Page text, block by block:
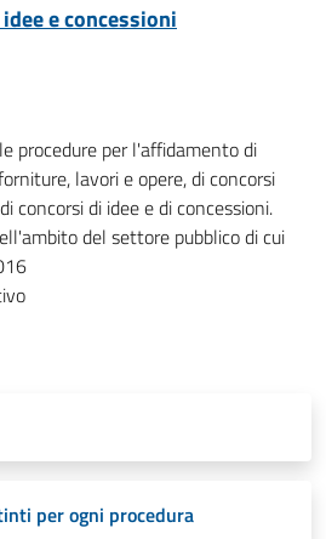
e concessioni
procedure per l'affidamento di
lavori e opere, di concorsi
concorsi di idee e di concessioni.
del settore pubblico di cui
per ogni procedura